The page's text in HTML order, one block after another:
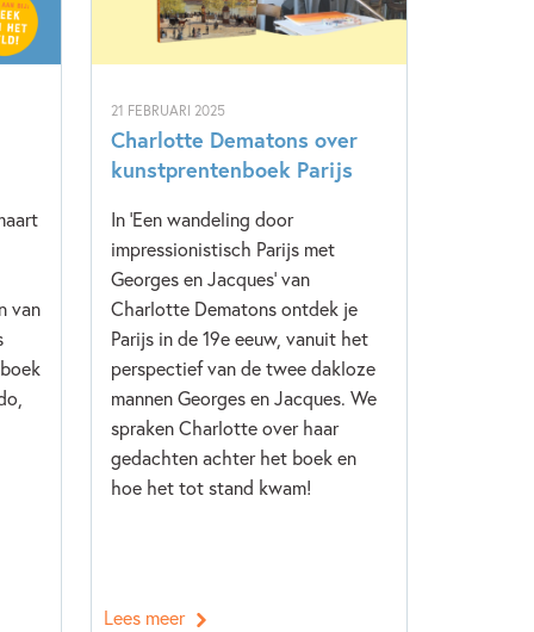
van
21 FEBRUARI 2025
Charlotte Dematons over
kunstprentenboek Parijs
In 'Een wandeling door
impressionistisch Parijs met
Georges en Jacques' van
Charlotte Dematons ontdek je
Parijs in de 19e eeuw, vanuit het
perspectief van de twee dakloze
mannen Georges en Jacques. We
spraken Charlotte over haar
gedachten achter het boek en
hoe het tot stand kwam!
Lees meer